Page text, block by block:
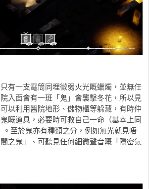
有一支電筒同埋微弱火光嘅蠟燭，並無任
入面會有一班「鬼」會襲擊冬花，所以見
以利用醫院地形、儲物櫃等躲藏，有時仲
嘅道具，必要時可救自己一命（基本上同
。至於鬼亦有種類之分，例如無光就見唔
之鬼」、可聽見任何細微聲音嘅「隱密氣